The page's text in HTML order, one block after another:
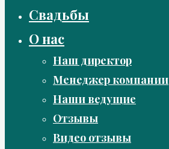
Свадьбы
О нас
Наш директор
Менеджер компании
Наши ведущие
Отзывы
Видео отзывы